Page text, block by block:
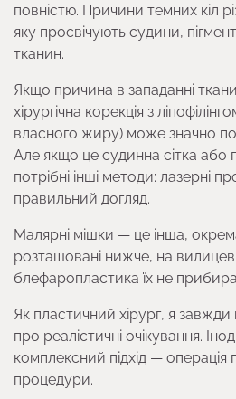
повністю. Причини темних кіл
яку просвічують судини,
тканин.
Якщо причина в западанні
хірургічна корекція з
власного жиру) може значно
Але якщо це судинна сітка або
потрібні інші методи: лазерні
правильний догляд.
Малярні мішки — це інша,
розташовані нижче, на
блефаропластика їх не
Як пластичний хірург, я
про реалістичні очікування.
комплексний підхід — операція
процедури.